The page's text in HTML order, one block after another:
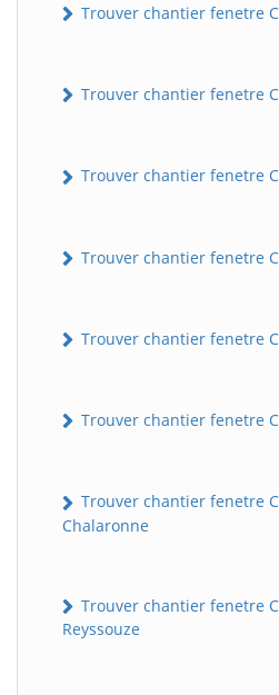
Trouver chantier fenetre
Trouver chantier fenetre
Trouver chantier fenetre
Trouver chantier fenetre
Trouver chantier fenetre
Trouver chantier fenetre
Trouver chantier fenetre
Chalaronne
Trouver chantier fenetre
Reyssouze